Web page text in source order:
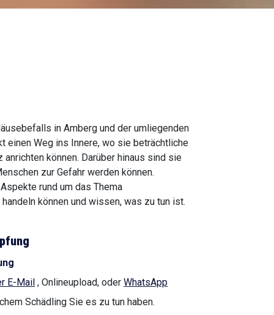
in Amberg und der umliegenden
einen Weg ins Innere, wo sie beträchtliche
können. Darüber hinaus sind sie
zur Gefahr werden können.
rund um das Thema
können und wissen, was zu tun ist.
E-Mail , Onlineupload, oder WhatsApp
Schädling Sie es zu tun haben.